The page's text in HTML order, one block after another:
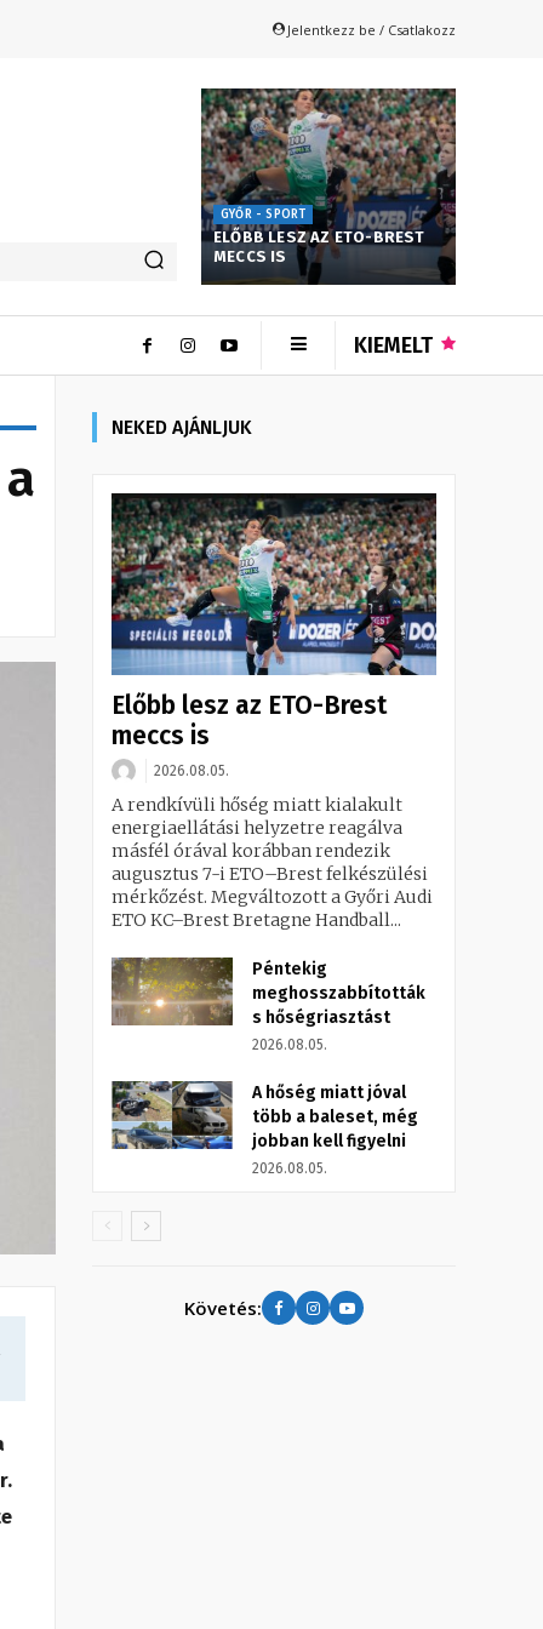
Jelentkezz be / Csatlakozz
GYŐR - SPORT
ELŐBB LESZ AZ ETO-BREST
MECCS IS
KIEMELT
NEKED AJÁNLJUK
Előbb lesz az ETO-Brest
meccs is
2026.08.05.
A rendkívüli hőség miatt kialakult
energiaellátási helyzetre reagálva
másfél órával korábban rendezik
augusztus 7-i ETO–Brest felkészülési
mérkőzést. Megváltozott a Győri Audi
ETO KC–Brest Bretagne Handball...
Péntekig
meghosszabbították
s hőségriasztást
2026.08.05.
A hőség miatt jóval
több a baleset, még
jobban kell figyelni
2026.08.05.
Követés: